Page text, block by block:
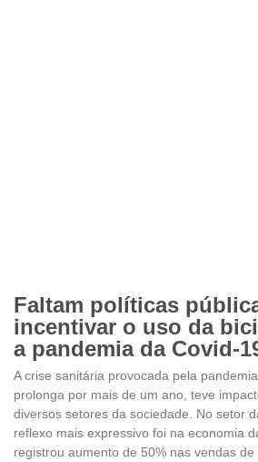
Faltam políticas
incentivar o uso da
a pandemia da Covid-
A crise sanitária provocada pela
prolonga por mais de um ano, teve
diversos setores da sociedade. No setor
reflexo mais expressivo foi na economia
registrou aumento de 50% nas vendas